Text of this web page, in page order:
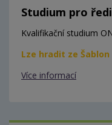
Studium pro
Kvalifikační studium
Lze hradit ze Šablon
Více informací